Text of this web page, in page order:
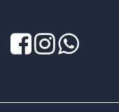
Facebook
TwitterLinkedIn